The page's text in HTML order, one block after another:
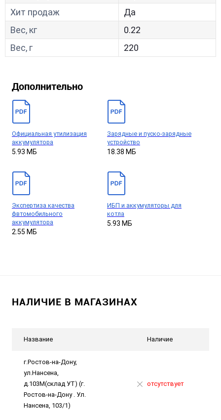
Хит продаж
Да
Вес, кг
0.22
Вес, г
220
Дополнительно
Официальная утилизация
аккумулятора
5.93 МБ
Зарядные и пуско-зарядные
устройство
18.38 МБ
Экспертиза качества
фвтомобильного
аккумулятора
2.55 МБ
ИБП и аккумуляторы для
котла
5.93 МБ
НАЛИЧИЕ В МАГАЗИНАХ
Название Наличие
г.Ростов-на-Дону,
ул.Нансена,
д.103М(склад УТ) (г.
Ростов-на-Дону . Ул.
Нансена, 103/1)
отсутствует